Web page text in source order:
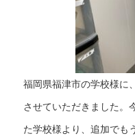
福岡県福津市の学校様に
させていただきました。
た学校様より、追加でも